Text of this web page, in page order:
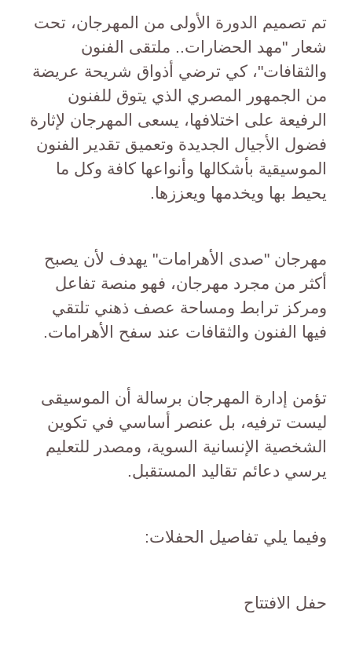
تم تصميم الدورة الأولى من المهرجان، تحت
شعار "مهد الحضارات.. ملتقى الفنون
والثقافات"، كي ترضي أذواق شريحة عريضة
من الجمهور المصري الذي يتوق للفنون
الرفيعة على اختلافها، يسعى المهرجان لإثارة
فضول الأجيال الجديدة وتعميق تقدير الفنون
الموسيقية بأشكالها وأنواعها كافة وكل ما
يحيط بها ويخدمها ويعززها.
مهرجان "صدى الأهرامات" يهدف لأن يصبح
أكثر من مجرد مهرجان، فهو منصة تفاعل
ومركز ترابط ومساحة عصف ذهني تلتقي
فيها الفنون والثقافات عند سفح الأهرامات.
تؤمن إدارة المهرجان برسالة أن الموسيقى
ليست ترفيه، بل عنصر أساسي في تكوين
الشخصية الإنسانية السوية، ومصدر للتعليم
يرسي دعائم تقاليد المستقبل.
وفيما يلي تفاصيل الحفلات:
حفل الافتتاح